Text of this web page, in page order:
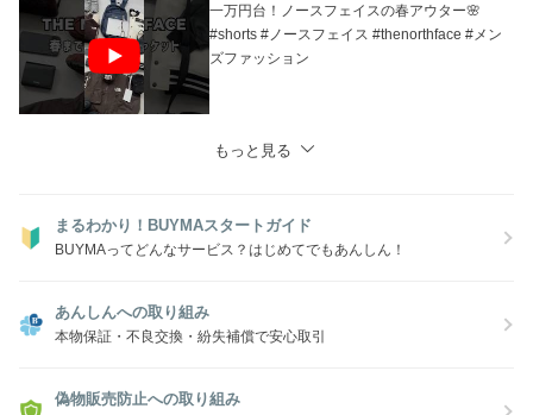
一万円台！ノースフェイスの春アウター🌸
#shorts #ノースフェイス #thenorthface #メン
ズファッション
もっと見る
まるわかり！BUYMAスタートガイド
BUYMAってどんなサービス？はじめてでもあんしん！
あんしんへの取り組み
本物保証・不良交換・紛失補償で安心取引
偽物販売防止への取り組み